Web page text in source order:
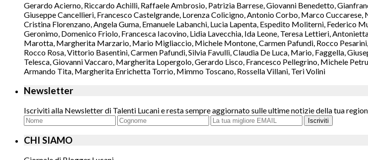
Gerardo Acierno, Riccardo Achilli, Raffaele Ambrosio, Patrizia Barrese, Giovanni Benedetto,
Giuseppe Cancellieri, Francesco Castelgrande, Lorenza Colicigno, Antonio Corbo, Marco
Cristina Florenzano, Angela Guma, Emanuele Labanchi, Lucia Lapenta, Espedito Moliterni, Federico
Geronimo, Domenico Friolo, Francesca Iacovino, Lidia Lavecchia, Ida Leone, Teresa Lettieri,
Marotta, Margherita Marzario, Mario Migliaccio, Michele Montone, Carmen Pafundi, Rocco
Rocco Rosa, Vittorio Basentini, Carmen Pafundi, Silvia Favulli, Claudia De Luca, Mario, Faggella,
Telesca, Giovanni Vaccaro, Margherita Lopergolo, Gerardo Lisco, Francesco Pellegrino, Michele
Armando Tita, Margherita Enrichetta Torrio, Mimmo Toscano, Rossella Villani, Teri Volini
Newsletter
Iscriviti alla Newsletter di Talenti Lucani e resta sempre aggiornato sulle ultime notizie della tua
Iscriviti
CHI SIAMO